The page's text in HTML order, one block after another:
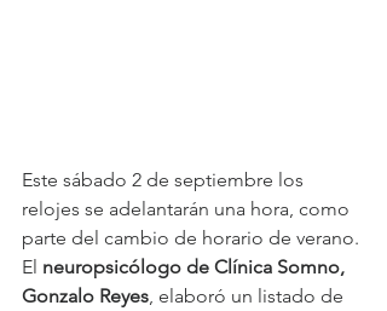
Este sábado 2 de septiembre los
relojes se adelantarán una hora, como
parte del cambio de horario de verano.
El neuropsicólogo de Clínica Somno,
Gonzalo Reyes , elaboró un listado de